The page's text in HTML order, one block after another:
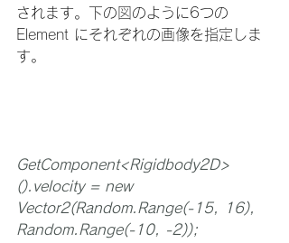
されます。下の図のように6つの
Element にそれぞれの画像を指定しま
す。
GetComponent<Rigidbody2D>
().velocity = new
Vector2(Random.Range(-15, 16),
Random.Range(-10, -2));